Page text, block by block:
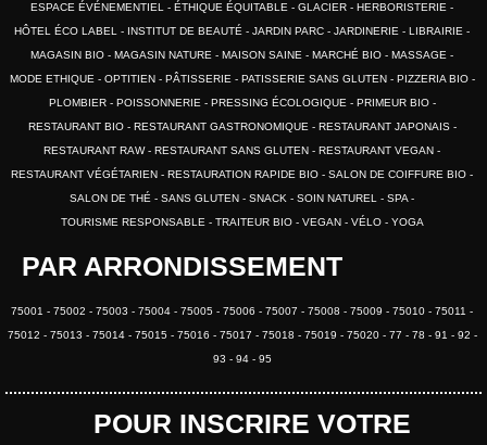
ESPACE ÉVÉNEMENTIEL
ÉTHIQUE ÉQUITABLE GLACIER
HERBORISTERIE
HÔTEL ÉCO LABEL
INSTITUT DE BEAUTÉ JARDIN PARC JARDINERIE
LIBRAIRIE
MAGASIN BIO
MAGASIN NATURE MAISON SAINE MARCHÉ BIO
MASSAGE
MODE ETHIQUE
OPTITIEN PÂTISSERIE PATISSERIE SANS GLUTEN
PIZZERIA BIO
PLOMBIER
POISSONNERIE PRESSING ÉCOLOGIQUE
PRIMEUR BIO
RESTAURANT BIO
RESTAURANT GASTRONOMIQUE
RESTAURANT JAPONAIS
RESTAURANT RAW
RESTAURANT SANS GLUTEN
RESTAURANT VEGAN
RESTAURANT VÉGÉTARIEN
RESTAURATION RAPIDE BIO
SALON DE COIFFURE BIO
SALON DE THÉ
SANS GLUTEN SNACK SOIN NATUREL
SPA
TOURISME RESPONSABLE
TRAITEUR BIO VEGAN VÉLO YOGA
PAR ARRONDISSEMENT
75001 75002 75003 75004 75005 75006 75007 75008 75009 75010
75011
75012
75013 75014 75015 75016 75017 75018 75019 75020 77 78 91
92
93
94 95
POUR INSCRIRE VOTRE